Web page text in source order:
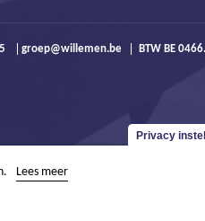
groep@willemen.be BTW BE
Privacy
Lees meer